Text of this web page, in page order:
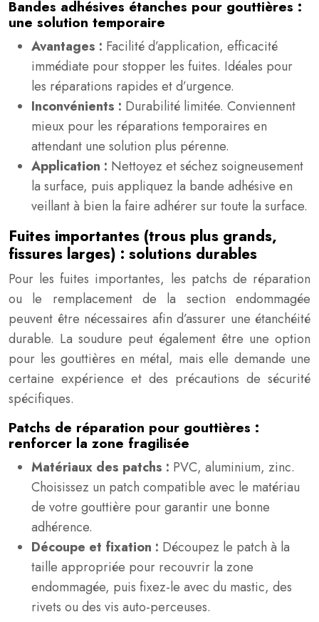
Bandes adhésives étanches pour gouttières :
une solution temporaire
Avantages : Facilité d’application, efficacité
immédiate pour stopper les fuites. Idéales pour
les réparations rapides et d’urgence.
Inconvénients : Durabilité limitée. Conviennent
mieux pour les réparations temporaires en
attendant une solution plus pérenne.
Application : Nettoyez et séchez soigneusement
la surface, puis appliquez la bande adhésive en
veillant à bien la faire adhérer sur toute la surface.
Fuites importantes (trous plus grands,
fissures larges) : solutions durables
Pour les fuites importantes, les patchs de réparation
ou le remplacement de la section endommagée
peuvent être nécessaires afin d’assurer une étanchéité
durable. La soudure peut également être une option
pour les gouttières en métal, mais elle demande une
certaine expérience et des précautions de sécurité
spécifiques.
Patchs de réparation pour gouttières :
renforcer la zone fragilisée
Matériaux des patchs : PVC, aluminium, zinc.
Choisissez un patch compatible avec le matériau
de votre gouttière pour garantir une bonne
adhérence.
Découpe et fixation : Découpez le patch à la
taille appropriée pour recouvrir la zone
endommagée, puis fixez-le avec du mastic, des
rivets ou des vis auto-perceuses.